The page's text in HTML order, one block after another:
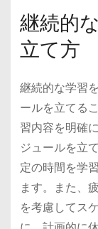
継続的
立て方
継続的な学習
ールを立てる
習内容を明確
ジュールを立
定の時間を学
ます。また、
を考慮してス